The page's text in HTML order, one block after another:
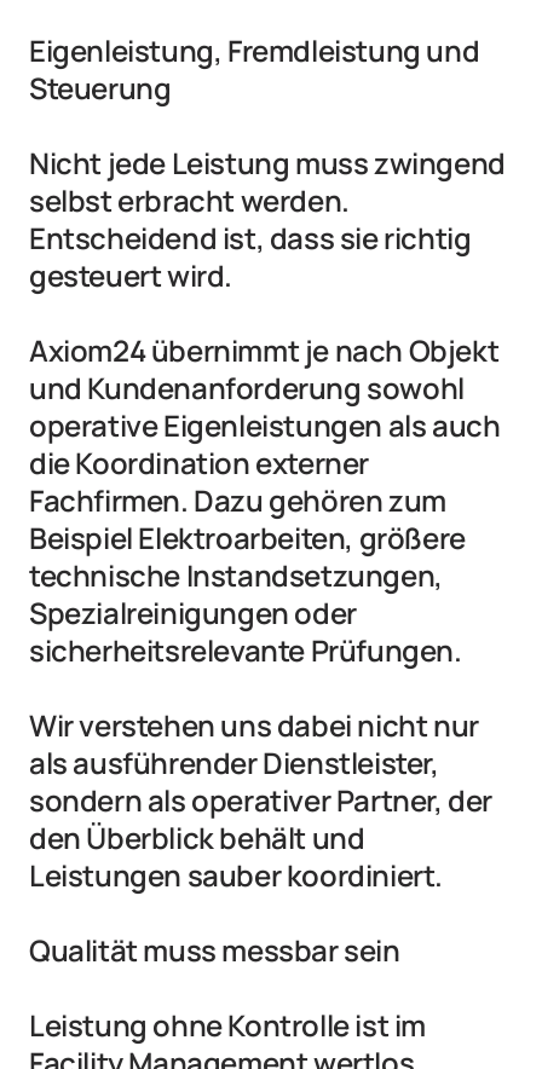
Eigenleistung, Fremdleistung und
Steuerung
Nicht jede Leistung muss zwingend
selbst erbracht werden.
Entscheidend ist, dass sie richtig
gesteuert wird.
Axiom24 übernimmt je nach Objekt
und Kundenanforderung sowohl
operative Eigenleistungen als auch
die Koordination externer
Fachfirmen. Dazu gehören zum
Beispiel Elektroarbeiten, größere
technische Instandsetzungen,
Spezialreinigungen oder
sicherheitsrelevante Prüfungen.
Wir verstehen uns dabei nicht nur
als ausführender Dienstleister,
sondern als operativer Partner, der
den Überblick behält und
Leistungen sauber koordiniert.
Qualität muss messbar sein
Leistung ohne Kontrolle ist im